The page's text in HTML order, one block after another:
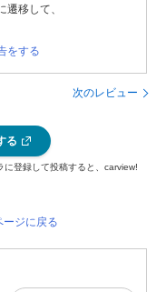
移して、
をする
次のレビュー
る
登録して投稿すると、carview!
ージに戻る